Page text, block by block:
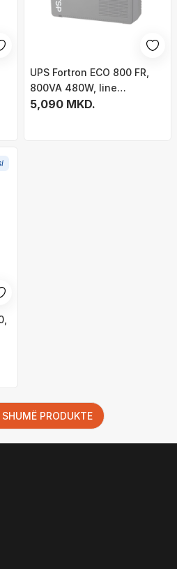
UPS Fortron ECO 800 FR,
800VA 480W, line
interactive, i zi
5,090 MKD.
PRODUKTE